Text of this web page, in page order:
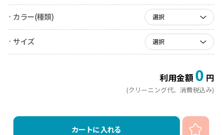
· カラー(種類) 選択
· サイズ 選択
利用金額 0 円
(クリーニング代、消費税込み)
カートに入れる